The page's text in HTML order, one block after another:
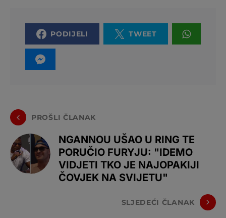
PODIJELI TWEET
PROŠLI ČLANAK
NGANNOU UŠAO U RING TE
PORUČIO FURYJU: "IDEMO
VIDJETI TKO JE NAJOPAKIJI
ČOVJEK NA SVIJETU"
SLJEDEĆI ČLANAK